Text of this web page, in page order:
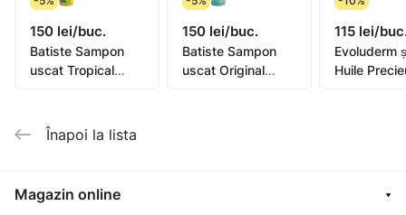
150 lei/buc.
Batiste Sampon
uscat Tropical
150 lei/buc.
Batiste Sampon
uscat Original
115 lei/
Evoluderm
Huile
Înapoi la lista
Magazin online